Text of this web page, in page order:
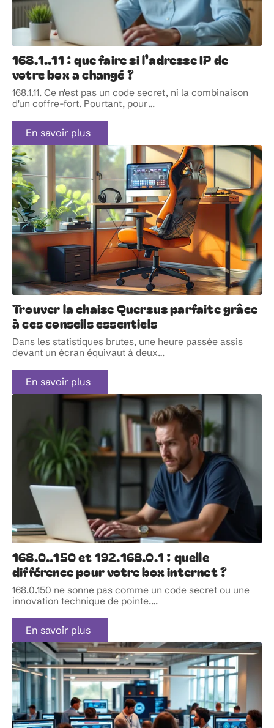
168.1..11 : que faire si l’adresse IP de
votre box a changé ?
168.1.11. Ce n'est pas un code secret, ni la combinaison
d'un coffre-fort. Pourtant, pour…
En savoir plus
Trouver la chaise Quersus parfaite grâce
à ces conseils essentiels
Dans les statistiques brutes, une heure passée assis
devant un écran équivaut à deux…
En savoir plus
168.0..150 et 192.168.0.1 : quelle
différence pour votre box internet ?
168.0.150 ne sonne pas comme un code secret ou une
innovation technique de pointe.…
En savoir plus